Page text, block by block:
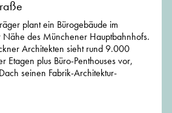
plant ein Bürogebäude im
Nähe des Münchener Hauptbahnhofs.
Architekten sieht rund 9.000
Etagen plus Büro-Penthouses vor,
seinen Fabrik-Architektur-